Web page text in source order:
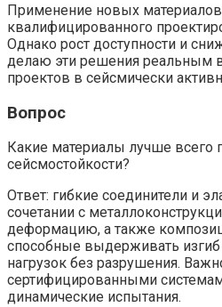
Применение новых материалов
квалифицированного
Однако рост доступности и
делаю эти решения реальным
проектов в сейсмически
Вопрос
Какие материалы лучше всего
сейсмостойкости?
Ответ: гибкие соединители и
сочетании с
деформацию, а также
способные выдерживать
нагрузок без разрушения.
сертифицированными
динамические испытания.